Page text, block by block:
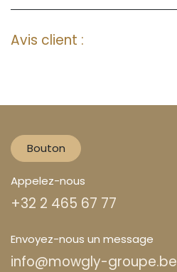
Avis client :
Bouton
Appelez-nous
+32 2 465 67 77
Envoyez-nous un message
info@mowgly-groupe.be